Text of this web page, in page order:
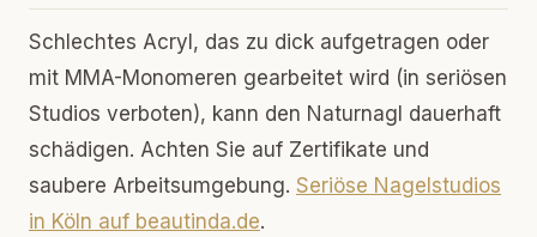
Schlechtes Acryl, das zu dick aufgetragen oder
mit MMA-Monomeren gearbeitet wird (in seriösen
Studios verboten), kann den Naturnagl dauerhaft
schädigen. Achten Sie auf Zertifikate und
saubere Arbeitsumgebung. Seriöse Nagelstudios
in Köln auf beautinda.de.